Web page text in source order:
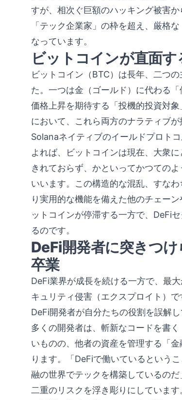
すが、相次ぐ巨額のハッキング被害
「テック企業家」の枠を超え、厳格
なっています。
ビットコインが直面す
ビットコイン（BTC）は長年、二つ
た。一つは金（ゴールド）に代わる
価格上昇を期待する「投機的投資対
において、これら両方のナラティブが
Solanaネイティブのイールドプロト
よれば、ビットコインは現在、大衆
きれておらず、かといってかつての
いいます。この構造的な混乱、すな
り実用的な機能を備えた他のチェー
ットコインが停滞する一方で、DeFi
るのです。
DeFi開発者に突きつ
卒業
DeFi業界が成長を続ける一方で、最
キュリティ侵害（エクスプロイト）
DeFi開発者が自分たちの役割を誤解
多くの開発者は、斬新なコードを書
いものの、他者の資産を管理する「
ります。「DeFiで働いているという
融の世界でテックを構築しているの
二重のリスクを浮き彫りにしていま